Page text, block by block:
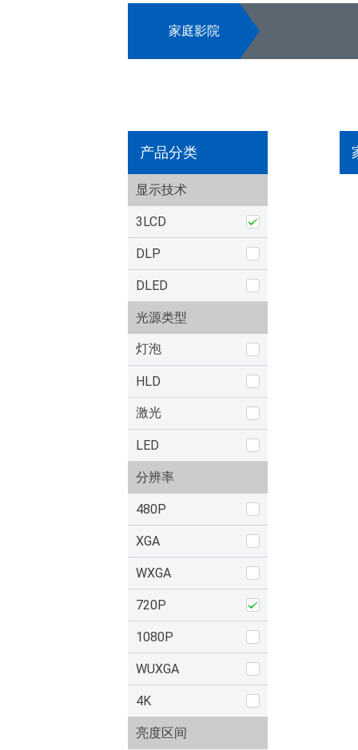
家庭影院
产品分类
显示技术
3LCD
DLP
DLED
光源类型
灯泡
HLD
激光
LED
分辨率
480P
XGA
WXGA
720P
1080P
WUXGA
4K
亮度区间